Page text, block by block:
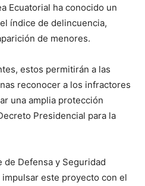
Ecuatorial ha conocido un
índice de delincuencia,
de menores.
estos permitirán a las
reconocer a los infractores
una amplia protección
Presidencial para la
de Defensa y Seguridad
este proyecto con el